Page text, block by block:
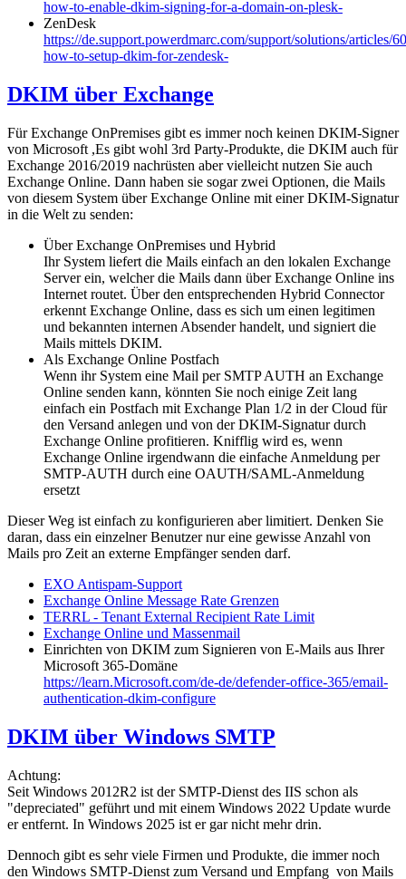
how-to-enable-dkim-signing-for-a-domain-on-plesk-
ZenDesk
https://de.support.powerdmarc.com/support/solutions/articles/
how-to-setup-dkim-for-zendesk-
DKIM über Exchange
Für Exchange OnPremises gibt es immer noch keinen DKIM-Signer
von Microsoft ,Es gibt wohl 3rd Party-Produkte, die DKIM auch für
Exchange 2016/2019 nachrüsten aber vielleicht nutzen Sie auch
Exchange Online. Dann haben sie sogar zwei Optionen, die Mails
von diesem System über Exchange Online mit einer DKIM-Signatur
in die Welt zu senden:
Über Exchange OnPremises und Hybrid
Ihr System liefert die Mails einfach an den lokalen Exchange
Server ein, welcher die Mails dann über Exchange Online ins
Internet routet. Über den entsprechenden Hybrid Connector
erkennt Exchange Online, dass es sich um einen legitimen
und bekannten internen Absender handelt, und signiert die
Mails mittels DKIM.
Als Exchange Online Postfach
Wenn ihr System eine Mail per SMTP AUTH an Exchange
Online senden kann, könnten Sie noch einige Zeit lang
einfach ein Postfach mit Exchange Plan 1/2 in der Cloud für
den Versand anlegen und von der DKIM-Signatur durch
Exchange Online profitieren. Knifflig wird es, wenn
Exchange Online irgendwann die einfache Anmeldung per
SMTP-AUTH durch eine OAUTH/SAML-Anmeldung
ersetzt
Dieser Weg ist einfach zu konfigurieren aber limitiert. Denken Sie
daran, dass ein einzelner Benutzer nur eine gewisse Anzahl von
Mails pro Zeit an externe Empfänger senden darf.
EXO Antispam-Support
Exchange Online Message Rate Grenzen
TERRL - Tenant External Recipient Rate Limit
Exchange Online und Massenmail
Einrichten von DKIM zum Signieren von E-Mails aus Ihrer
Microsoft 365-Domäne
https://learn.Microsoft.com/de-de/defender-office-365/email-
authentication-dkim-configure
DKIM über Windows SMTP
Achtung:
Seit Windows 2012R2 ist der SMTP-Dienst des IIS schon als
"depreciated" geführt und mit einem Windows 2022 Update wurde
er entfernt. In Windows 2025 ist er gar nicht mehr drin.
Dennoch gibt es sehr viele Firmen und Produkte, die immer noch
den Windows SMTP-Dienst zum Versand und Empfang von Mails